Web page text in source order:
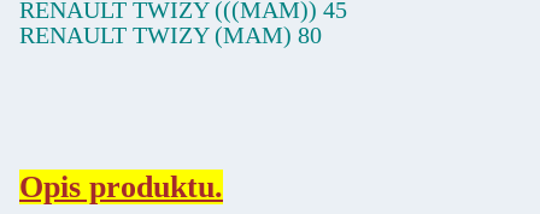
RENAULT TWIZY (((MAM)) 45
RENAULT TWIZY (MAM) 80
Opis produktu.